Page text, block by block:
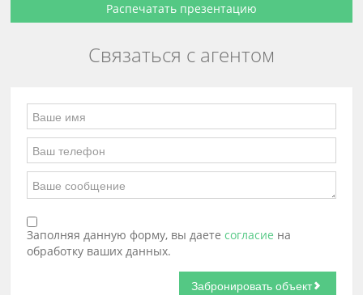
Распечатать презентацию
Связаться с агентом
Заполняя данную форму, вы даетесогласие на
обработку ваших данных.